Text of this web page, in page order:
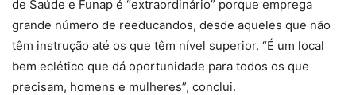
de Saúde e Funap é “extraordinário” porque emprega
grande número de reeducandos, desde aqueles que não
têm instrução até os que têm nível superior. “É um local
bem eclético que dá oportunidade para todos os que
precisam, homens e mulheres”, conclui.